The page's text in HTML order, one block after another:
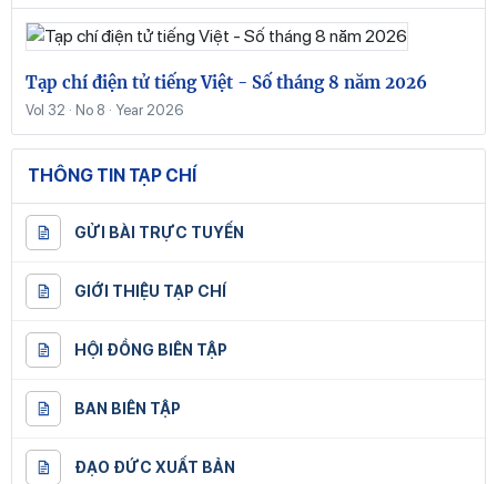
Tạp chí điện tử tiếng Việt - Số tháng 8 năm 2026
Vol 32 · No 8 · Year 2026
THÔNG TIN TẠP CHÍ
GỬI BÀI TRỰC TUYẾN
GIỚI THIỆU TẠP CHÍ
HỘI ĐỒNG BIÊN TẬP
BAN BIÊN TẬP
ĐẠO ĐỨC XUẤT BẢN